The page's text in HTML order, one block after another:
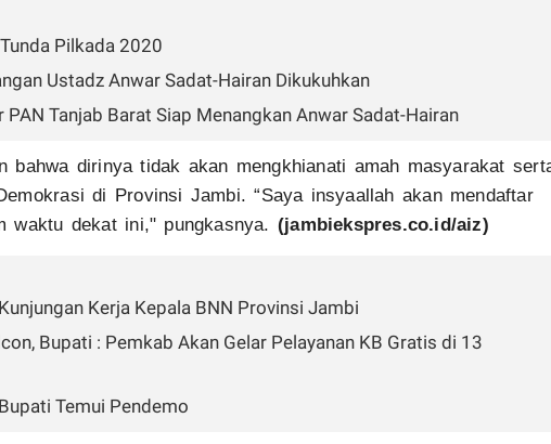
Pilkada 2020
Ustadz Anwar Sadat-Hairan Dikukuhkan
PAN Tanjab Barat Siap Menangkan Anwar Sadat-Hairan
bahwa dirinya tidak akan mengkhianati amah masyarakat
di Provinsi Jambi. “Saya insyaallah akan mendaftar
waktu dekat ini," pungkasnya. (jambiekspres.co.id/aiz)
Kerja Kepala BNN Provinsi Jambi
Bupati : Pemkab Akan Gelar Pelayanan KB Gratis di 13
Temui Pendemo